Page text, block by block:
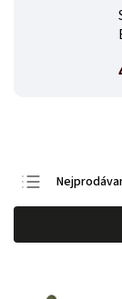
Nejlevnější
Nejdražší